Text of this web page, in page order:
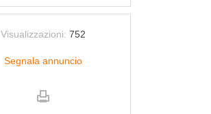
Visualizzazioni: 752
Segnala annuncio